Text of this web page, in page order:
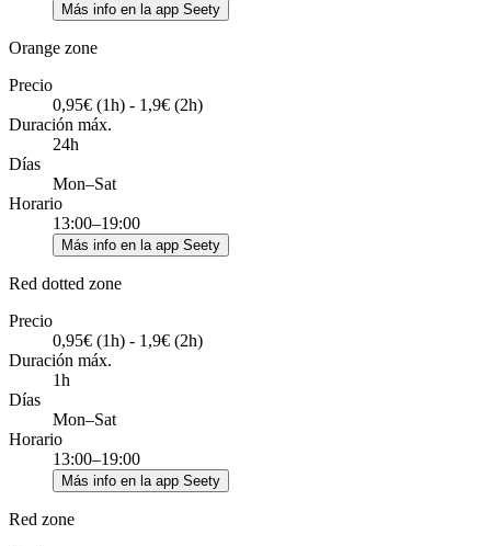
Más info en la app Seety
Orange zone
Precio
0,95€ (1h) - 1,9€ (2h)
Duración máx.
24h
Días
Mon–Sat
Horario
13:00–19:00
Más info en la app Seety
Red dotted zone
Precio
0,95€ (1h) - 1,9€ (2h)
Duración máx.
1h
Días
Mon–Sat
Horario
13:00–19:00
Más info en la app Seety
Red zone